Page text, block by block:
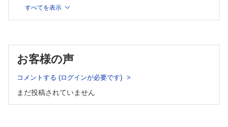
【症例】
藤岡 淳・渡邉 典行・宮内 崇
開心術術後に治療抵抗性Ventricular Tachycardia/Ventricular
Fibrillation が発症したが，内服抗不整脈薬とICD 植え込み術
のうえ独歩退院できた1 例
晃・西田 朋代
すべてを表示
お客様の声
コメントする (ログインが必要です)
まだ投稿されていません